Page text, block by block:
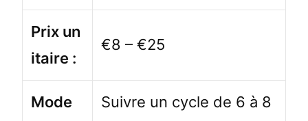
Prix un
itaire :
€8 – €25
Mode
Suivre un cycle de 6 à 8